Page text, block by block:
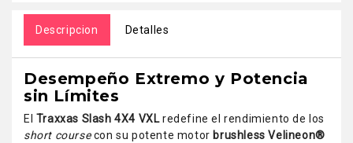
Descripcion Detalles
Desempeño Extremo y Potencia
sin Límites
El Traxxas Slash 4X4 VXLredefine el rendimiento de los
short coursecon su potente motor brushless Velineon®